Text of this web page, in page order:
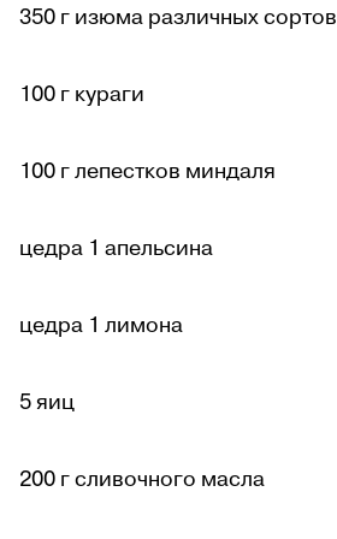
350 г изюма различных сортов
100 г кураги
100 г лепестков миндаля
цедра 1 апельсина
цедра 1 лимона
5 яиц
200 г сливочного масла